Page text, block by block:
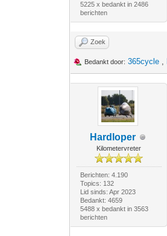
5225 x bedankt in 2486
berichten
Zoek
Bedankt door: 365cycle ,
Hardloper
Kilometervreter
Berichten: 4.190
Topics: 132
Lid sinds: Apr 2023
Bedankt: 4659
5488 x bedankt in 3563
berichten